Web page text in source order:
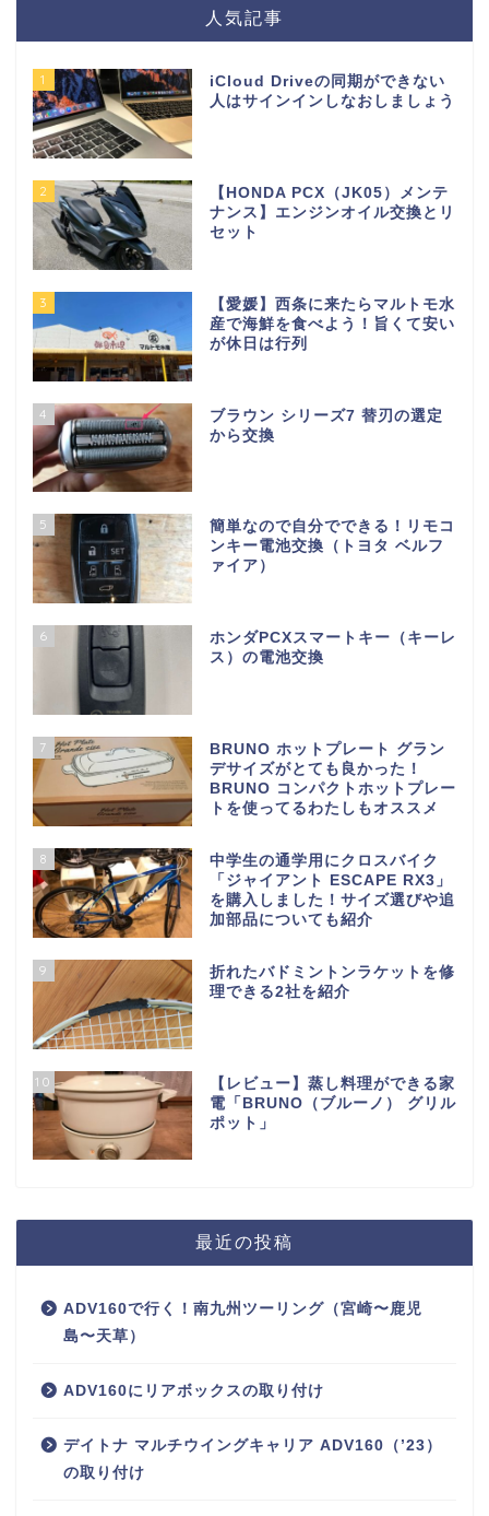
人気記事
1
iCloud Driveの同期ができない
人はサインインしなおしましょう
2
【HONDA PCX（JK05）メンテ
ナンス】エンジンオイル交換とリ
セット
3
【愛媛】西条に来たらマルトモ水
産で海鮮を食べよう！旨くて安い
が休日は行列
4
ブラウン シリーズ7 替刃の選定
から交換
5
簡単なので自分でできる！リモコ
ンキー電池交換（トヨタ ベルフ
ァイア）
6
ホンダPCXスマートキー（キーレ
ス）の電池交換
7
BRUNO ホットプレート グラン
デサイズがとても良かった！
BRUNO コンパクトホットプレー
トを使ってるわたしもオススメ
8
中学生の通学用にクロスバイク
「ジャイアント ESCAPE RX3」
を購入しました！サイズ選びや追
加部品についても紹介
9
折れたバドミントンラケットを修
理できる2社を紹介
10
【レビュー】蒸し料理ができる家
電「BRUNO（ブルーノ） グリル
ポット」
最近の投稿
ADV160で行く！南九州ツーリング（宮崎〜鹿児
島〜天草）
ADV160にリアボックスの取り付け
デイトナ マルチウイングキャリア ADV160（’23）
の取り付け